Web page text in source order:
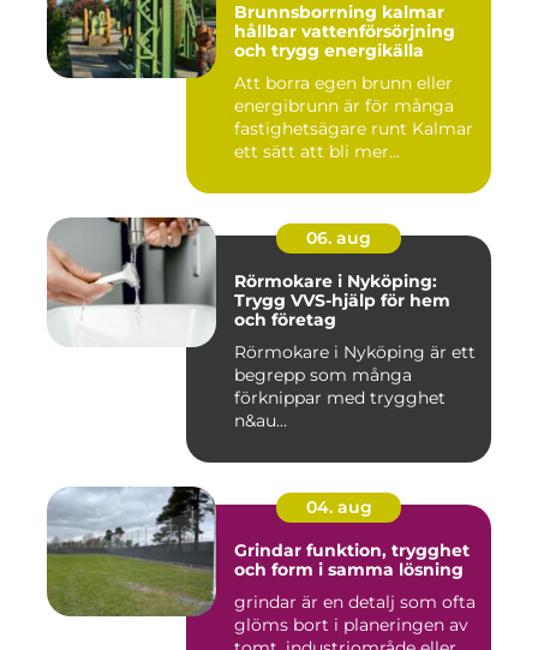
Brunnsborrning kalmar
hållbar vattenförsörjning
och trygg energikälla
Att borra egen brunn eller
energibrunn är för många
fastighetsägare runt Kalmar
ett sätt att bli mer...
06. aug
Rörmokare i Nyköping:
Trygg VVS-hjälp för hem
och företag
Rörmokare i Nyköping är ett
begrepp som många
förknippar med trygghet
n&au...
04. aug
Grindar funktion, trygghet
och form i samma lösning
grindar är en detalj som ofta
glöms bort i planeringen av